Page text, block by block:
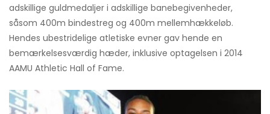
adskillige guldmedaljer i adskillige banebegivenheder,
såsom 400m bindestreg og 400m mellemhækkeløb.
Hendes ubestridelige atletiske evner gav hende en
bemærkelsesværdig hæder, inklusive optagelsen i 2014
AAMU Athletic Hall of Fame.